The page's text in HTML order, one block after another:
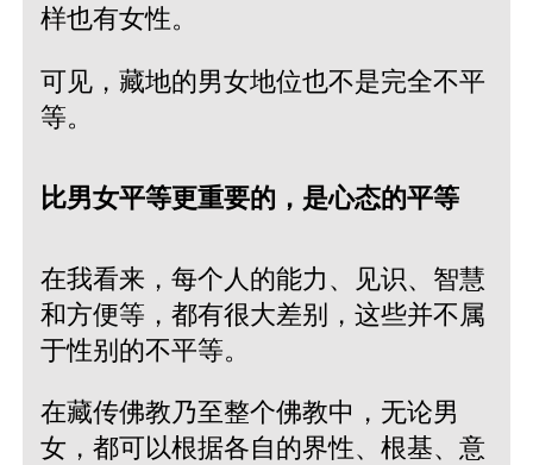
样也有女性。
可见，藏地的男女地位也不是完全不平
等。
比男女平等更重要的，是心态的平等
在我看来，每个人的能力、见识、智慧
和方便等，都有很大差别，这些并不属
于性别的不平等。
在藏传佛教乃至整个佛教中，无论男
女，都可以根据各自的界性、根基、意